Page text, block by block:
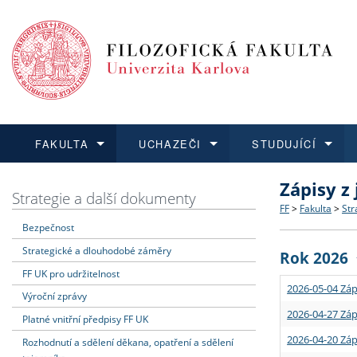
FAKULTA
Dozvědět se více
Struktura
Strategie
Podpora
UCHAZEČI
Podat přihlášku
Co
Učitelské
STUDUJÍCÍ
Dozvědět se více
Rigorózní
Dozvědět se více
O vědě a
Granty a
Dozvědět se více
Aktuální
Strategie a další dokumenty
Bezpečnost
Strategické a dlouhodobé záměry
FF UK pro udržitelnost
Výroční zprávy
Platné vnitřní předpisy FF UK
Rozhodnutí a sdělení děkana, opatření a sdělení
Zápisy
FF > Fakulta >
Rok 2026
2026-05-04
2026-04-27
2026-04-20